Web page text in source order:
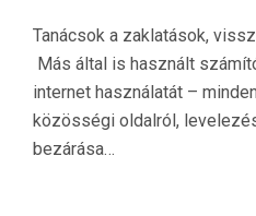
Tanácsok a zaklatások,
Más által is használt
internet használatát –
közösségi oldalról,
bezárása…